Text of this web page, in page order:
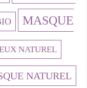
MASQUE
NATUREL
NATUREL